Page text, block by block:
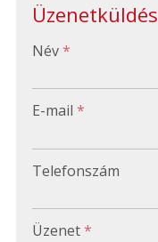
Üzenetküldés
-
-
Név*
E-mail *
Telefonszám
Üzenet*